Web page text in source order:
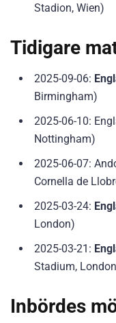
Stadion, Wien)
Tidigare
2025-09-06:
Birmingham)
2025-06-10:
Nottingham)
2025-06-07:
Cornella de
2025-03-24:
London)
2025-03-21:
Stadium,
Inbördes